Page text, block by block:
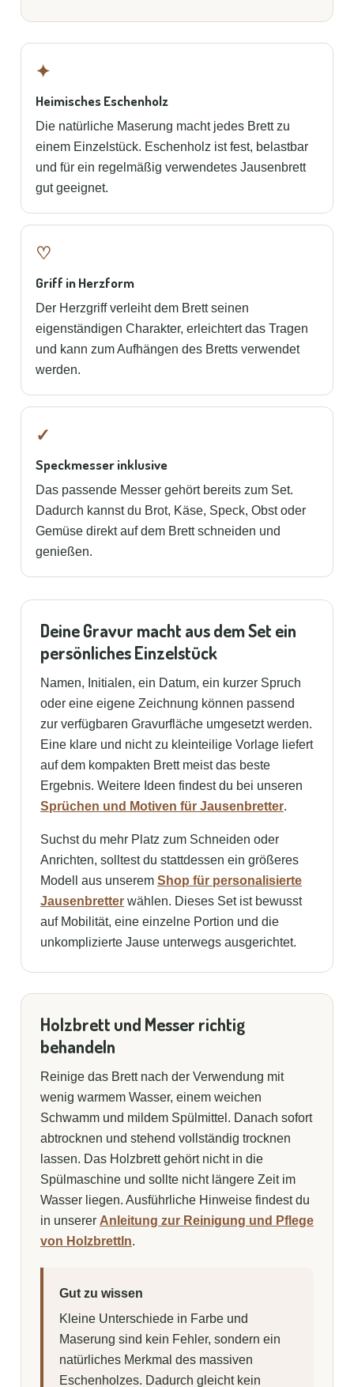
✦
Heimisches Eschenholz
Die natürliche Maserung macht jedes Brett zu
einem Einzelstück. Eschenholz ist fest, belastbar
und für ein regelmäßig verwendetes Jausenbrett
gut geeignet.
♡
Griff in Herzform
Der Herzgriff verleiht dem Brett seinen
eigenständigen Charakter, erleichtert das Tragen
und kann zum Aufhängen des Bretts verwendet
werden.
✓
Speckmesser inklusive
Das passende Messer gehört bereits zum Set.
Dadurch kannst du Brot, Käse, Speck, Obst oder
Gemüse direkt auf dem Brett schneiden und
genießen.
Deine Gravur macht aus dem Set ein
persönliches Einzelstück
Namen, Initialen, ein Datum, ein kurzer Spruch
oder eine eigene Zeichnung können passend
zur verfügbaren Gravurfläche umgesetzt werden.
Eine klare und nicht zu kleinteilige Vorlage liefert
auf dem kompakten Brett meist das beste
Ergebnis. Weitere Ideen findest du bei unseren
Sprüchen und Motiven für Jausenbretter.
Suchst du mehr Platz zum Schneiden oder
Anrichten, solltest du stattdessen ein größeres
Modell aus unserem Shop für personalisierte
Jausenbretter wählen. Dieses Set ist bewusst
auf Mobilität, eine einzelne Portion und die
unkomplizierte Jause unterwegs ausgerichtet.
Holzbrett und Messer richtig
behandeln
Reinige das Brett nach der Verwendung mit
wenig warmem Wasser, einem weichen
Schwamm und mildem Spülmittel. Danach sofort
abtrocknen und stehend vollständig trocknen
lassen. Das Holzbrett gehört nicht in die
Spülmaschine und sollte nicht längere Zeit im
Wasser liegen. Ausführliche Hinweise findest du
in unserer Anleitung zur Reinigung und Pflege
von Holzbrettln.
Gut zu wissen
Kleine Unterschiede in Farbe und
Maserung sind kein Fehler, sondern ein
natürliches Merkmal des massiven
Eschenholzes. Dadurch gleicht kein